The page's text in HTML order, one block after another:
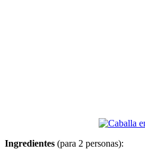
Ingredientes (para 2 personas):